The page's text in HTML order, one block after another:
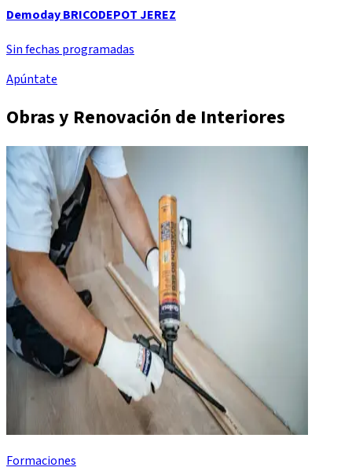
Demoday BRICODEPOT JEREZ
Sin fechas programadas
Apúntate
Obras y Renovación de Interiores
Formaciones